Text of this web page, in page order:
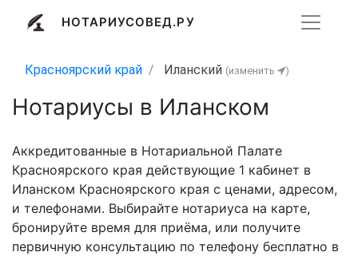
НОТАРИУСОВЕД.РУ
Красноярский край Иланский (изменить )
Нотариусы в Иланском
Аккредитованные в Нотариальной Палате
Красноярского края действующие 1 кабинет в
Иланском Красноярского края с ценами, адресом,
и телефонами. Выбирайте нотариуса на карте,
бронируйте время для приёма, или получите
первичную консультацию по телефону бесплатно в